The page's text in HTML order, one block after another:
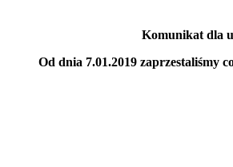
Komunikat dla
Od dnia 7.01.2019 zaprzestaliśmy